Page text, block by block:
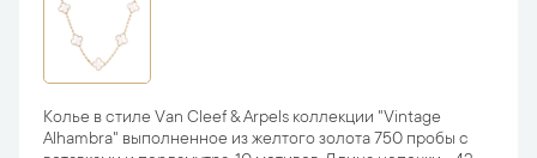
Колье в стиле Van Cleef & Arpels коллекции "Vintage
Alhambra" выполненное из желтого золота 750 пробы с